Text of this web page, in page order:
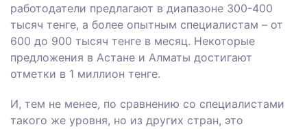
работодатели предлагают в диапазоне 300-400
тысяч тенге, а более опытным специалистам – от
600 до 900 тысяч тенге в месяц. Некоторые
предложения в Астане и Алматы достигают
отметки в 1 миллион тенге.
И, тем не менее, по сравнению со специалистами
такого же уровня, но из других стран, это